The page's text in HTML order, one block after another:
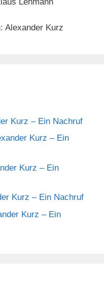
Lehmann
Alexander Kurz
Kurz – Ein Nachruf
Kurz – Ein
Kurz – Ein
Kurz – Ein Nachruf
Kurz – Ein